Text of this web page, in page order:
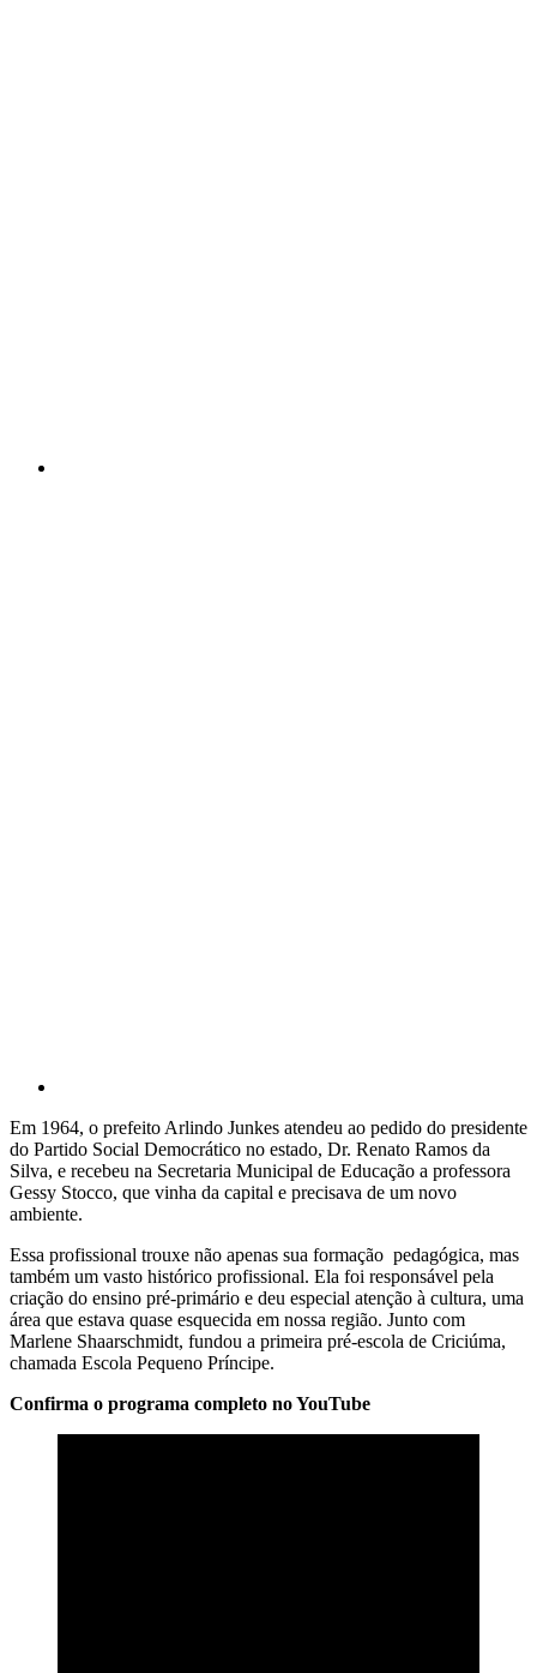
Em 1964, o prefeito Arlindo Junkes atendeu ao pedido do presidente
do Partido Social Democrático no estado, Dr. Renato Ramos da
Silva, e recebeu na Secretaria Municipal de Educação a professora
Gessy Stocco, que vinha da capital e precisava de um novo
ambiente.
Essa profissional trouxe não apenas sua formação pedagógica, mas
também um vasto histórico profissional. Ela foi responsável pela
criação do ensino pré-primário e deu especial atenção à cultura, uma
área que estava quase esquecida em nossa região. Junto com
Marlene Shaarschmidt, fundou a primeira pré-escola de Criciúma,
chamada Escola Pequeno Príncipe.
Confirma o programa completo no YouTube